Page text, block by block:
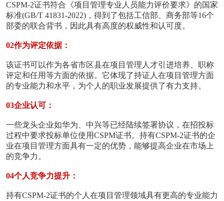
CSPM-2证书符合《项目管理专业人员能力评价要求》的国家
标准(GB/T 41831-2022)，得到了包括工信部、商务部等16个
部委的联合背书，因此具有高度的权威性和认可度。
02作为评定依据：
该证书可以作为各省市区县在项目管理人才引进培养、职称
评定和任用等方面的依据。它体现了持证人在项目管理方面
的专业能力和水平，为个人的职业发展提供了有力支持。
03企业认可：
一些龙头企业如华为、中兴等已经陆续签署协议，在招投标
过程中要求投标单位使用CSPM证书。持有CSPM-2证书的企
业在项目管理方面具有一定的优势，能够提高企业在市场上
的竞争力。
04个人竞争力提升：
持有CSPM-2证书的个人在项目管理领域具有更高的专业能力